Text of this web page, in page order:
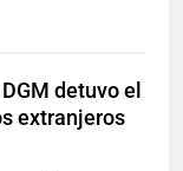
detuvo el
extranjeros